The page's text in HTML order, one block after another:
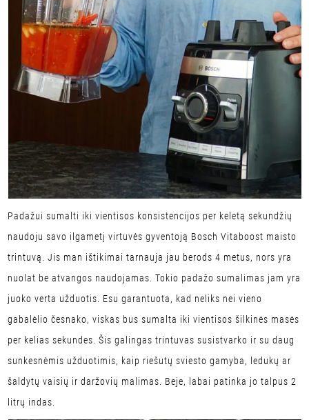
Padažui sumalti iki vientisos konsistencijos per keletą sekundžių
naudoju savo ilgametį virtuvės gyventoją Bosch Vitaboost maisto
trintuvą. Jis man ištikimai tarnauja jau berods 4 metus, nors yra
nuolat be atvangos naudojamas. Tokio padažo sumalimas jam yra
juoko verta užduotis. Esu garantuota, kad neliks nei vieno
gabalėlio česnako, viskas bus sumalta iki vientisos šilkinės masės
per kelias sekundes. Šis galingas trintuvas susistvarko ir su daug
sunkesnėmis užduotimis, kaip riešutų sviesto gamyba, ledukų ar
šaldytų vaisių ir daržovių malimas. Beje, labai patinka jo talpus 2
litrų indas.